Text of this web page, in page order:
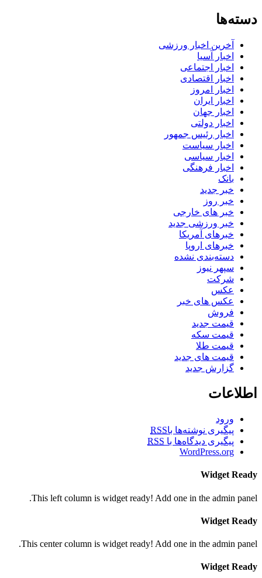
دسته‌ها
آخرین اخبار ورزشی
اخبار آسیا
اخبار اجتماعی
اخبار اقتصادی
اخبار امروز
اخبار ایران
اخبار جهان
اخبار دولتی
اخبار رئیس جمهور
اخبار سیاست
اخبار سیاسی
اخبار فرهنگی
بانک
خبر جدید
خبر روز
خبر های خارجی
خبر ورزشی جدید
خبرهای آمریکا
خبرهای اروپا
دسته‌بندی نشده
سپهر نیوز
شرکت
عکس
عکس های خبر
فروش
قیمت جدید
قیمت سکه
قیمت طلا
قیمت های جدید
گزارش جدید
اطلاعات
ورود
پیگیری نوشته‌ها باRSS
پیگیری دیدگاه‌ها با RSS
WordPress.org
Widget Ready
This left column is widget ready! Add one in the admin panel.
Widget Ready
This center column is widget ready! Add one in the admin panel.
Widget Ready